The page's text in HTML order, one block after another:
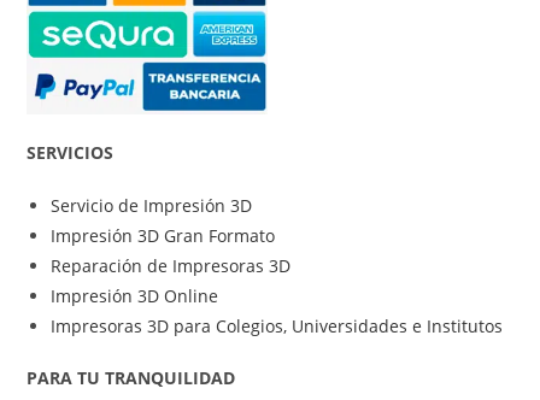
SERVICIOS
Servicio de Impresión 3D
Impresión 3D Gran Formato
Reparación de Impresoras 3D
Impresión 3D Online
Impresoras 3D para Colegios, Universidades e Institutos
PARA TU TRANQUILIDAD